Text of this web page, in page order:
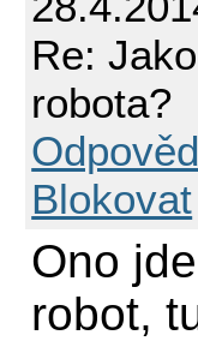
Re:
robota?
Blokovat
Ono
robot,